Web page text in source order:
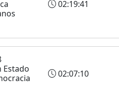
02:19:41
Estado
02:07:10